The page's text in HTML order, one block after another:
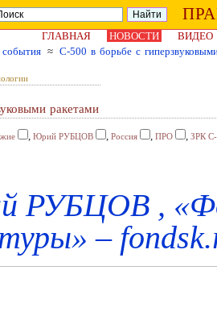
ГЛАВНАЯ НОВОСТИ
ВИДЕО
≈ С-500 в борьбе с
ракетами
, Юрий РУБЦОВ , Россия , ПРО , ЗРК
РУБЦОВ ,
–